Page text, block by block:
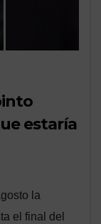
estaría
la
el final del